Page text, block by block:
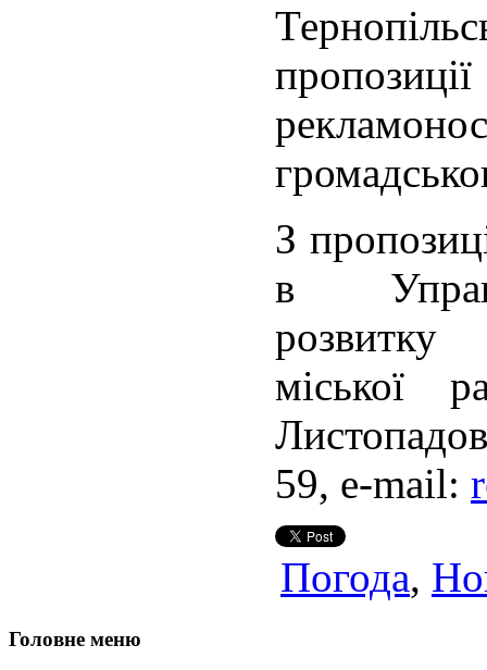
З
в
розвитку
міської
59, e-mail:
Погода,
Головне меню